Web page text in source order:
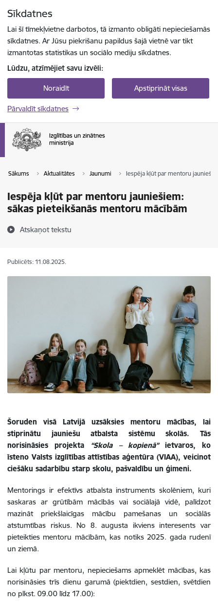
Sīkdatnes
Lai šī tīmekļvietne darbotos, tā izmanto obligāti nepieciešamās
sīkdatnes. Ar Jūsu piekrišanu papildus šajā vietnē var tikt
izmantotas statistikas un sociālo mediju sīkdatnes.
Lūdzu, atzīmējiet savu izvēli:
Noraidīt Apstiprināt visas
Pārvaldīt sīkdatnes
Sākums Aktualitātes Jaunumi Iespēja kļūt par mentoru
Iespēja kļūt par mentoru jauniešiem:
sākas pieteikšanās mentoru mācībām
Atskaņot tekstu
Publicēts: 11.08.2025.
Šoruden visā Latvijā uzsāksies mentoru mācības, lai
stiprinātu jauniešu atbalsta sistēmu skolās. Tās
norisināsies projekta
“Skola – kopienā”ietvaros, ko
īsteno Valsts izglītības attīstības aģentūra (VIAA), veicinot
ciešāku sadarbību starp skolu, pašvaldību un ģimeni.
Mentorings ir efektīvs atbalsta instruments skolēniem, kuri
saskaras ar grūtībām mācībās vai sociālajā vidē, palīdzot
mazināt priekšlaicīgas mācību pamešanas un sociālās
atstumtības riskus. No 8. augusta ikviens interesents var
pieteikties mentoru mācībām, kas notiks 2025. gada rudenī
un ziemā.
Lai kļūtu par mentoru, nepieciešams apmeklēt mācības, kas
norisināsies trīs dienu garumā (piektdien, sestdien, svētdien
no plkst. 09.00 līdz 17.00):